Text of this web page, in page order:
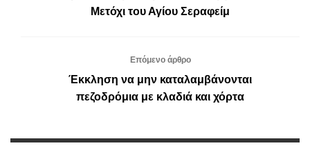
Μετόχι του Αγίου Σεραφείμ
Επόμενο άρθρο
Έκκληση να μην καταλαμβάνονται
πεζοδρόμια με κλαδιά και χόρτα